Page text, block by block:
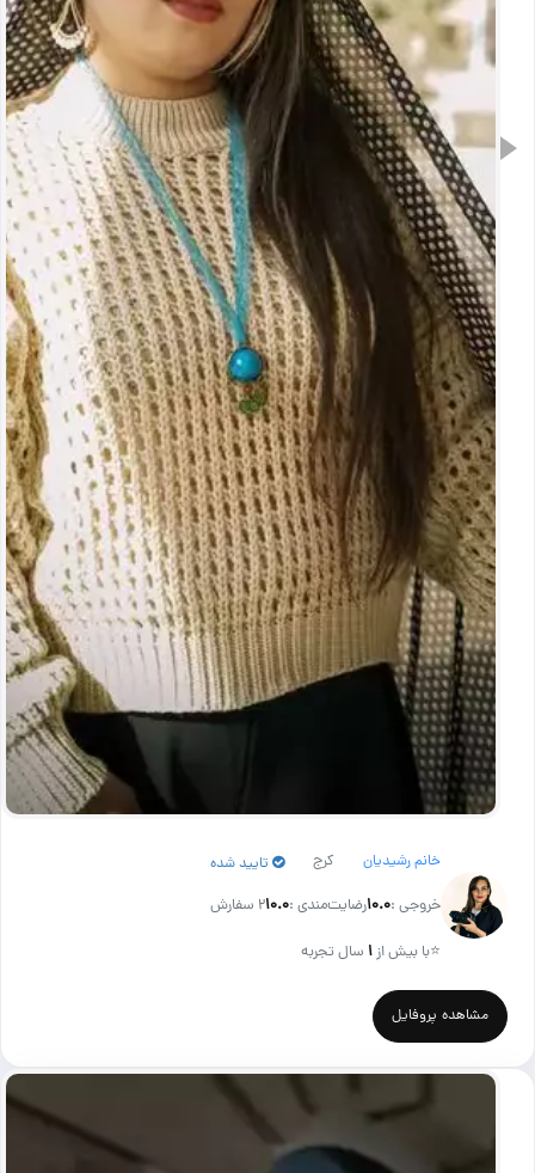
خانم رشیدیان کرج تایید شده
خروجی :۱۰.۰رضایت‌مندی :۱۰.۰2 سفارش
⭐با بیش از۱ سال تجربه
مشاهده پروفایل